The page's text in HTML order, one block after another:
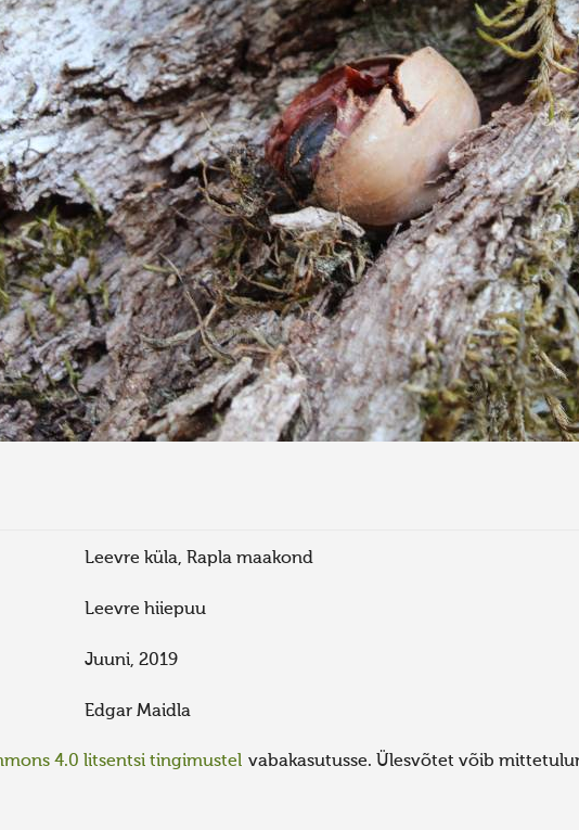
Leevre küla, Rapla maakond
Leevre hiiepuu
Juuni, 2019
Edgar Maidla
4.0 litsentsi tingimustel vabakasutusse. Ülesvõtet võib